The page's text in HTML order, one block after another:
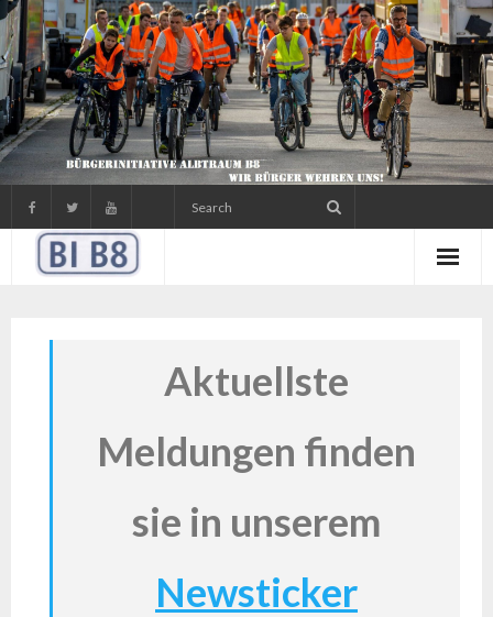
Skip
to
content
Aktuellste
Meldungen finden
sie in unserem
Newsticker